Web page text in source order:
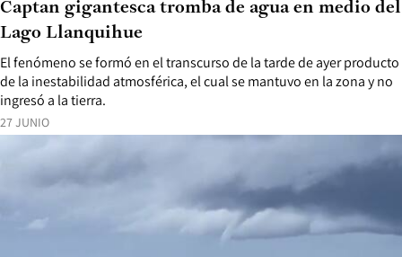
27 JUNIO
El fenómeno se formó en el transcurso de la tarde de ayer producto
de la inestabilidad atmosférica, el cual se mantuvo en la zona y no
ingresó a la tierra.
Captan gigantesca tromba de agua en medio del
Lago Llanquihue